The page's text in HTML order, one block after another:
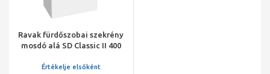
Ravak fürdőszobai szekrény
mosdó alá SD Classic II 400
Értékelje elsőként